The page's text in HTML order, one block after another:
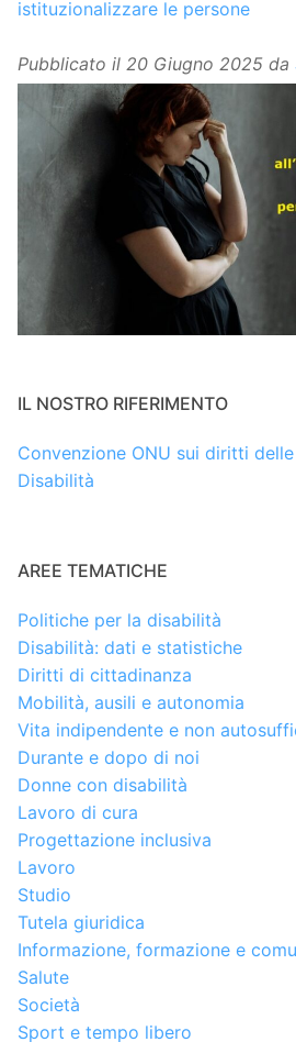
istituzionalizzare le persone
Pubblicato il 20 Giugno 2025 da
IL NOSTRO RIFERIMENTO
Convenzione ONU sui diritti
Disabilità
AREE TEMATICHE
Politiche per la disabilità
Disabilità: dati e statistiche
Diritti di cittadinanza
Mobilità, ausili e autonomia
Vita indipendente e non
Durante e dopo di noi
Donne con disabilità
Lavoro di cura
Progettazione inclusiva
Lavoro
Studio
Tutela giuridica
Informazione, formazione e
Salute
Società
Sport e tempo libero